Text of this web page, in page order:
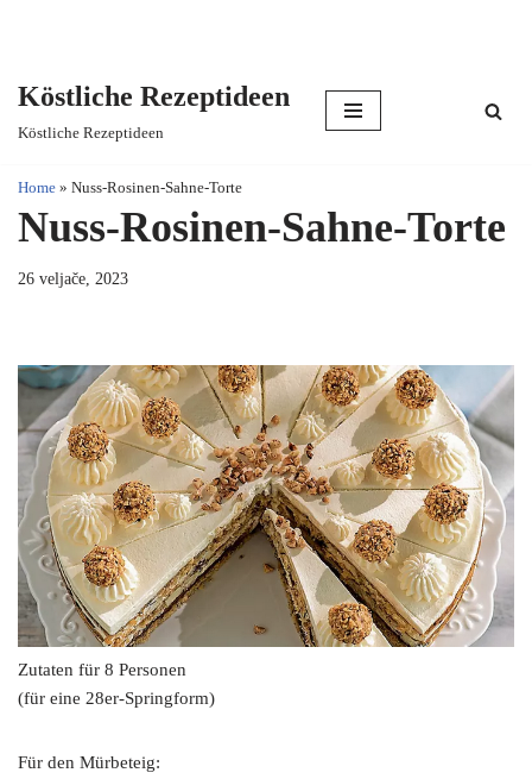
content
Köstliche Rezeptideen
Köstliche Rezeptideen
Home » Nuss-Rosinen-Sahne-Torte
Nuss-Rosinen-Sahne-Torte
26 veljače, 2023
Zutaten für 8 Personen
(für eine 28er-Springform)
Für den Mürbeteig: